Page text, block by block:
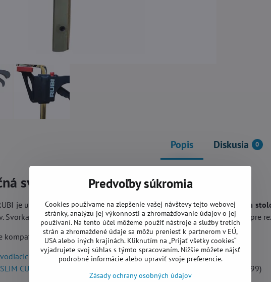
Popis Diskusia 0
svorka RUBI
je určená preupevnenie dlaždíc k vodiacim lištám alebo pracovným
Svorka zvyšuje silu upevnenia dlaždice počas pílenia. Je zvlášť vhodná pre
kompatibilná s nasledovnými produktami:
líšt pre kotúčovú pílu RUBI TC-125 G2(Ref: 51949)
CUTTER G2 - systém na rezanie veľkoformátových dlaždíc
(Ref: 23999)
Predvoľby súkromia
Cookies používame na zlepšenie vašej návštevy tejto webovej
stránky, analýzu jej výkonnosti a zhromažďovanie údajov o jej
používaní. Na tento účel môžeme použiť nástroje a služby tretích
strán a zhromaždené údaje sa môžu preniesť k partnerom v EÚ,
USA alebo iných krajinách. Kliknutím na „Prijať všetky cookies“
vyjadrujete svoj súhlas s týmto spracovaním. Nižšie môžete nájsť
podrobné informácie alebo upraviť svoje preferencie.
Zásady ochrany osobných údajov